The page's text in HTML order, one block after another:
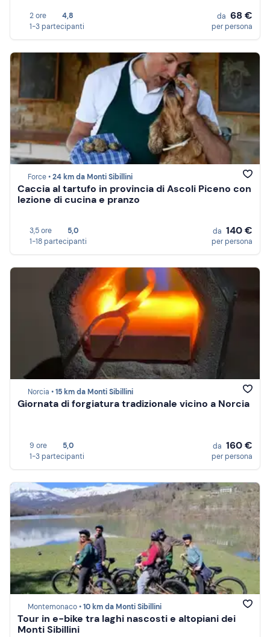
2 ore
4,8
1-3 partecipanti
da 68 €
per persona
Force •24 km da Monti Sibillini
Caccia al tartufo in provincia di Ascoli Piceno con
lezione di cucina e pranzo
3,5 ore
5,0
1-18 partecipanti
da 140 €
per persona
Norcia •15 km da Monti Sibillini
Giornata di forgiatura tradizionale vicino a Norcia
9 ore
5,0
1-3 partecipanti
da 160 €
per persona
Montemonaco •10 km da Monti Sibillini
Tour in e-bike tra laghi nascosti e altopiani dei
Monti Sibillini